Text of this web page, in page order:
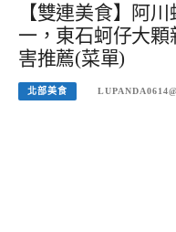
【雙連美食】阿
一，東石蚵仔大
害推薦(菜單)
北部美食